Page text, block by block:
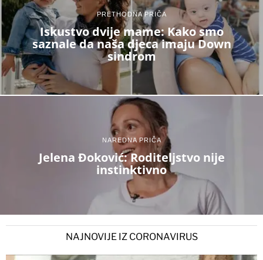
PRETHODNA PRIČA
Iskustvo dvije mame: Kako smo
saznale da naša djeca imaju Down
sindrom
NAREDNA PRIČA
Jelena Đoković: Roditeljstvo nije
instinktivno
NAJNOVIJE IZ CORONAVIRUS